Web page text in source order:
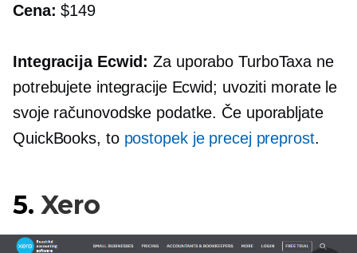
Cena:$149
Integracija Ecwid:Za uporabo TurboTaxa ne
potrebujete integracije Ecwid; uvoziti morate le
svoje računovodske podatke. Če uporabljate
QuickBooks, to postopek je precej preprost.
5. Xero